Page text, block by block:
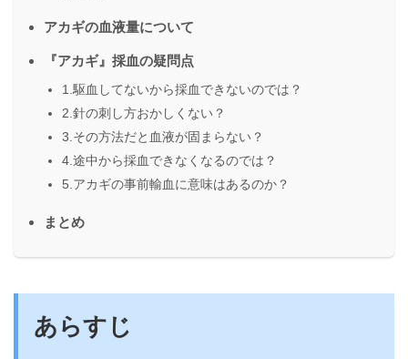
アカギの血液量について
『アカギ』採血の疑問点
1.駆血してないから採血できないのでは？
2.針の刺し方おかしくない？
3.その方法だと血液が固まらない？
4.途中から採血できなくなるのでは？
5.アカギの事前輸血に意味はあるのか？
まとめ
あらすじ